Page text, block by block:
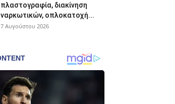
πλαστογραφία, διακίνηση
ναρκωτικών, οπλοκατοχή...
7 Αυγούστου 2026